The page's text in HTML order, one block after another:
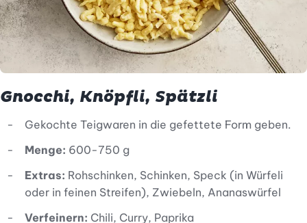
Gnocchi, Knöpfli, Spätzli
Gekochte Teigwaren in die gefettete Form geben.
Menge: 600-750 g
Extras: Rohschinken, Schinken, Speck (in Würfeli
oder in feinen Streifen), Zwiebeln, Ananaswürfel
Verfeinern: Chili, Curry, Paprika